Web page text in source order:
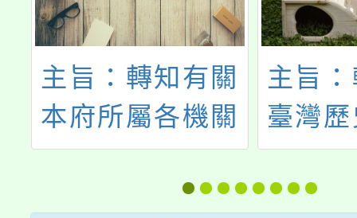
主旨：轉知有關
本府所屬各機關
學校辦理志願服
務排班事宜，請
主旨
臺灣
辦理
半年